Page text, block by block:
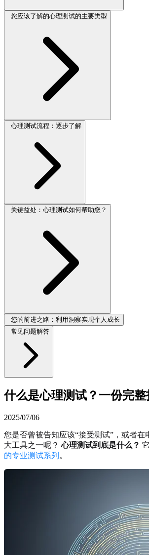
您应该了解的心理测试的主要类型
心理测试流程：逐步了解
关键益处：心理测试如何帮助您？
您的前进之路：利用洞察实现个人成长
常见问题解答
什么是心理测试？一份完整
2025/07/06
您是否曾被告知应该“接受测试”，或者
大工具之一呢？心理测试到底是什么？
的专业测试系列 。